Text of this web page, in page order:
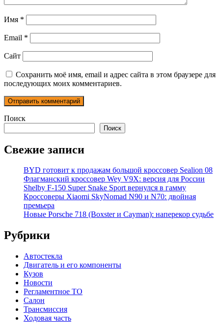
Имя *
Email *
Сайт
Сохранить моё имя, email и адрес сайта в этом браузере для
последующих моих комментариев.
Поиск
Поиск
Свежие записи
BYD готовит к продажам большой кроссовер Sealion 08
Флагманский кроссовер Wey V9X: версия для России
Shelby F-150 Super Snake Sport вернулся в гамму
Кроссоверы Xiaomi SkyNomad N90 и N70: двойная
премьера
Новые Porsche 718 (Boxster и Cayman): наперекор судьбе
Рубрики
Автостекла
Двигатель и его компоненты
Кузов
Новости
Регламентное ТО
Салон
Трансмиссия
Ходовая часть